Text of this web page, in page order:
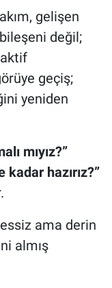
gelişen
değil;
geçiş;
yeniden
mıyız?”
kadar hazırız?”
ama derin
almış